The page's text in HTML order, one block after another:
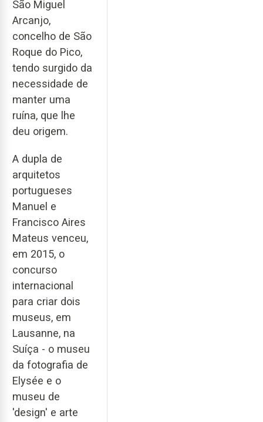
São Miguel
Arcanjo,
concelho de São
Roque do Pico,
tendo surgido da
necessidade de
manter uma
ruína, que lhe
deu origem.
A dupla de
arquitetos
portugueses
Manuel e
Francisco Aires
Mateus venceu,
em 2015, o
concurso
internacional
para criar dois
museus, em
Lausanne, na
Suíça - o museu
da fotografia de
Elysée e o
museu de
'design' e arte